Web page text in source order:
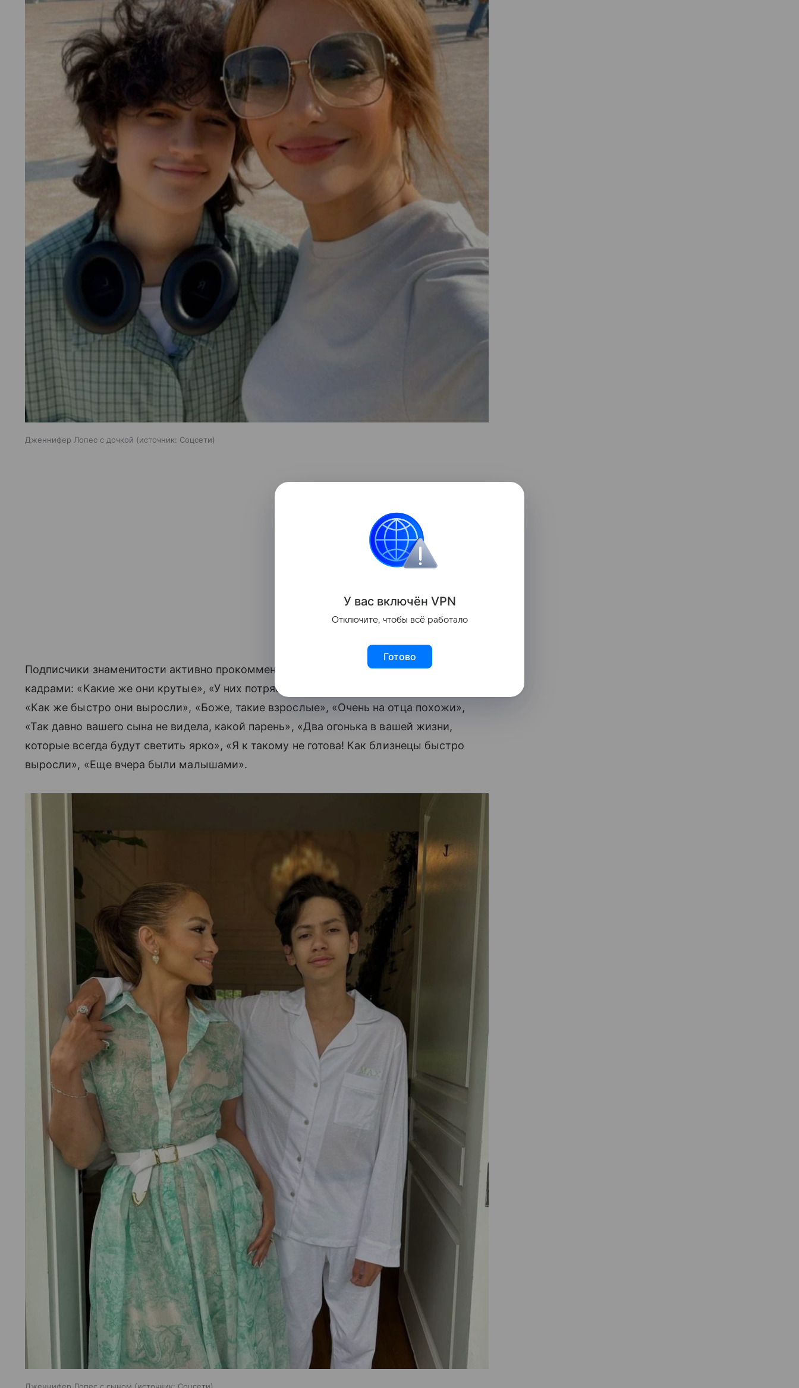
Дженнифер Лопес с дочкой источник: Соцсети
Подписчики знаменитости активно прокомментировали ее пост с семейными
кадрами: «Какие же они крутые», «У них потрясающая мама», «Идиллия»,
«Как же быстро они выросли», «Боже, такие взрослые», «Очень на отца похожи»,
«Так давно вашего сына не видела, какой парень», «Два огонька в вашей жизни,
которые всегда будут светить ярко», «Я к такому не готова! Как близнецы быстро
выросли», «Еще вчера были малышами».
Дженнифер Лопес с сыном источник: Соцсети
У вас включён VPN
Отключите, чтобы всё работало
Готово